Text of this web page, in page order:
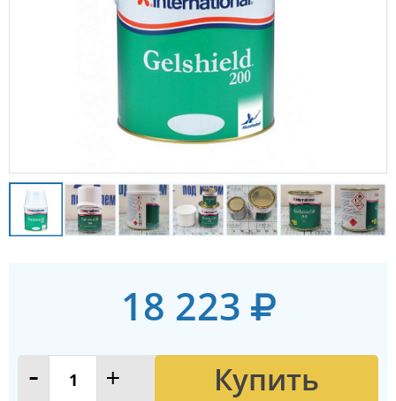
18 223
- + Купить